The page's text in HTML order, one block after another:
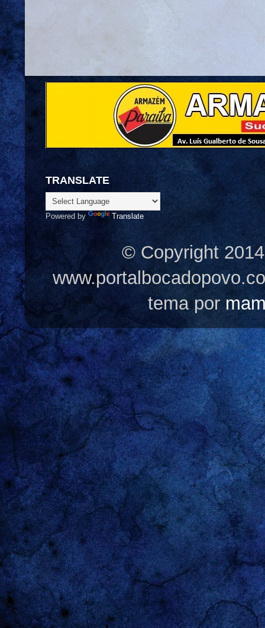
TRANSLATE
Powered by Translate
© Copyright
tema por